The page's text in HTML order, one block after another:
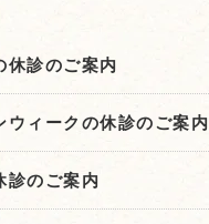
休診のご案内
ウィークの休診のご案内
診のご案内